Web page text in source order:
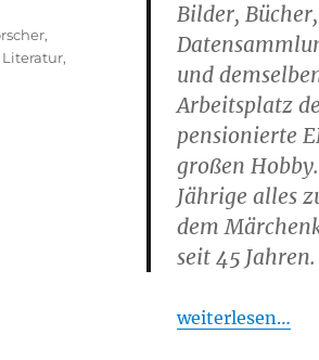
Bilder,
und
Arbeitsplatz
pensionierte
großen
Jährige alles
dem
seit 45 Jahren.
weiterlesen…
,
Literatur,